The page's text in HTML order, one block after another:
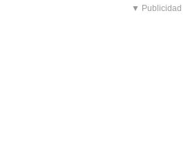
▼ Publicidad